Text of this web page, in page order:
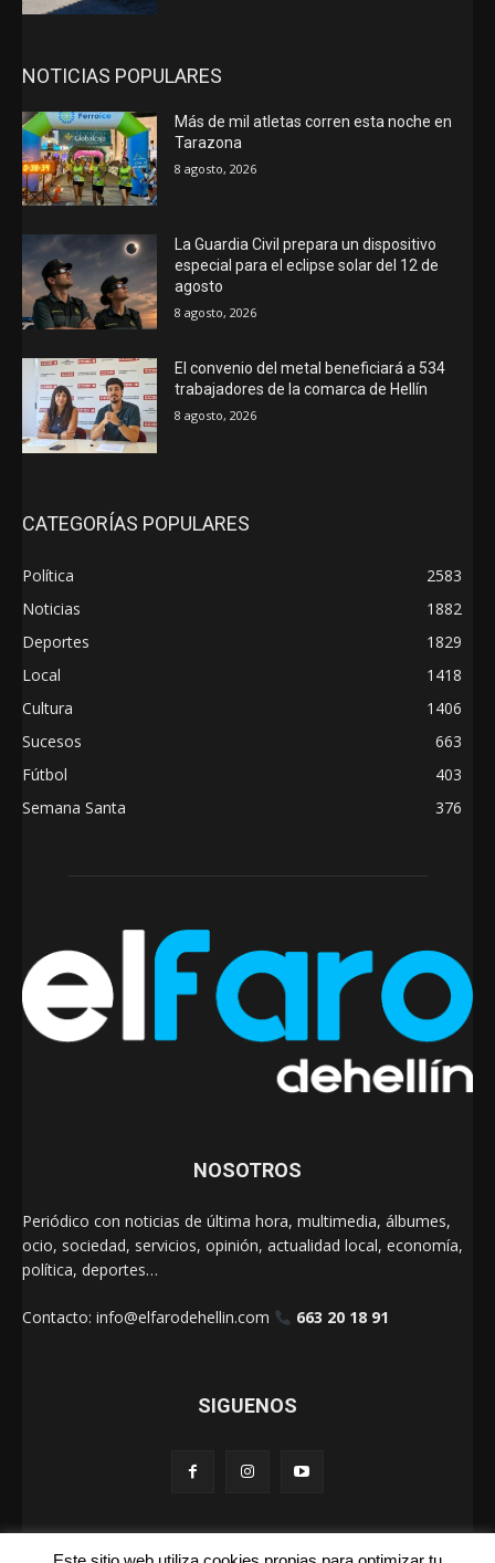
NOTICIAS POPULARES
Más de mil atletas corren esta noche en
Tarazona
8 agosto, 2026
La Guardia Civil prepara un dispositivo
especial para el eclipse solar del 12 de
agosto
8 agosto, 2026
El convenio del metal beneficiará a 534
trabajadores de la comarca de Hellín
8 agosto, 2026
CATEGORÍAS POPULARES
Política
2583
Noticias
1882
Deportes
1829
Local
1418
Cultura
1406
Sucesos
663
Fútbol
403
Semana Santa
376
NOSOTROS
Periódico con noticias de última hora, multimedia, álbumes,
ocio, sociedad, servicios, opinión, actualidad local, economía,
política, deportes…
Contacto: info@elfarodehellin.com 663 20 18 91
SIGUENOS